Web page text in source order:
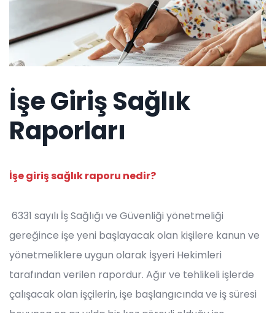
İşe Giriş Sağlık
Raporları
İşe giriş sağlık raporu nedir?
6331 sayılı İş Sağlığı ve Güvenliği yönetmeliği
gereğince işe yeni başlayacak olan kişilere kanun ve
yönetmeliklere uygun olarak İşyeri Hekimleri
tarafından verilen rapordur. Ağır ve tehlikeli işlerde
çalışacak olan işçilerin, işe başlangıcında ve iş süresi